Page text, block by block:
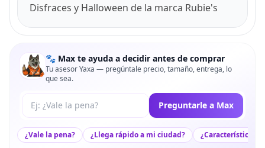
Disfraces y Halloween de la marca Rubie's
🐾 Max te ayuda a decidir antes de comprar
Tu asesor Yaxa — pregúntale precio, tamaño, entrega, lo
que sea.
Tu pregunta a Max Preguntarle a Max
¿Vale la pena? ¿Llega rápido a mi ciudad? ¿Características